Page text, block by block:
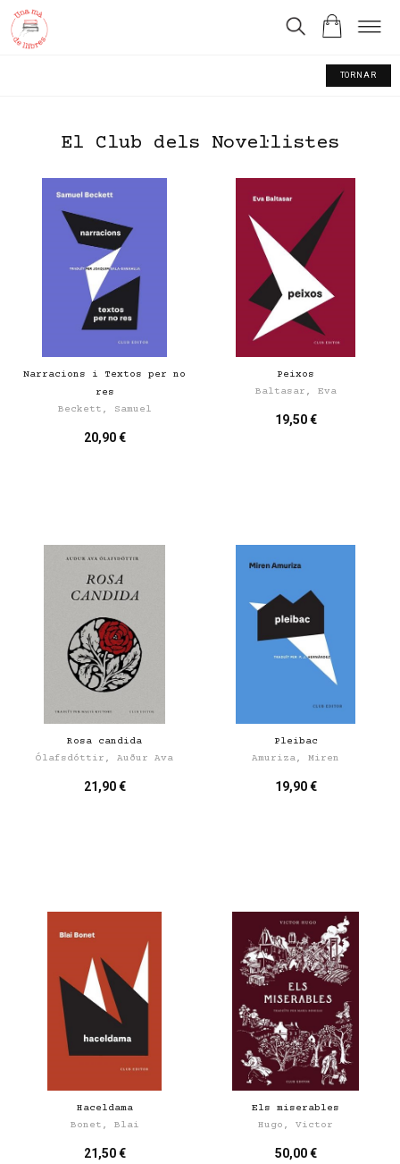
TORNAR
El Club dels Novel·listes
Narracions i Textos per no
res
Beckett, Samuel
20,90 €
Peixos
Baltasar, Eva
19,50 €
Rosa candida
Ólafsdóttir, Auður Ava
21,90 €
Pleibac
Amuriza, Miren
19,90 €
Haceldama
Bonet, Blai
21,50 €
Els miserables
Hugo, Victor
50,00 €